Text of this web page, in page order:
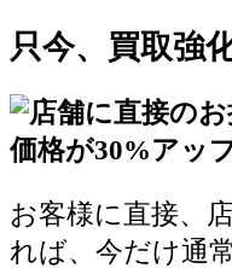
只今、買取強
お客様に直接、
れば、今だけ通